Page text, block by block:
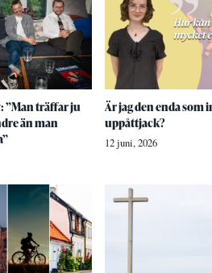
”Man träffar ju
än man
Är jag den enda som
uppåttjack?
12 juni, 2026